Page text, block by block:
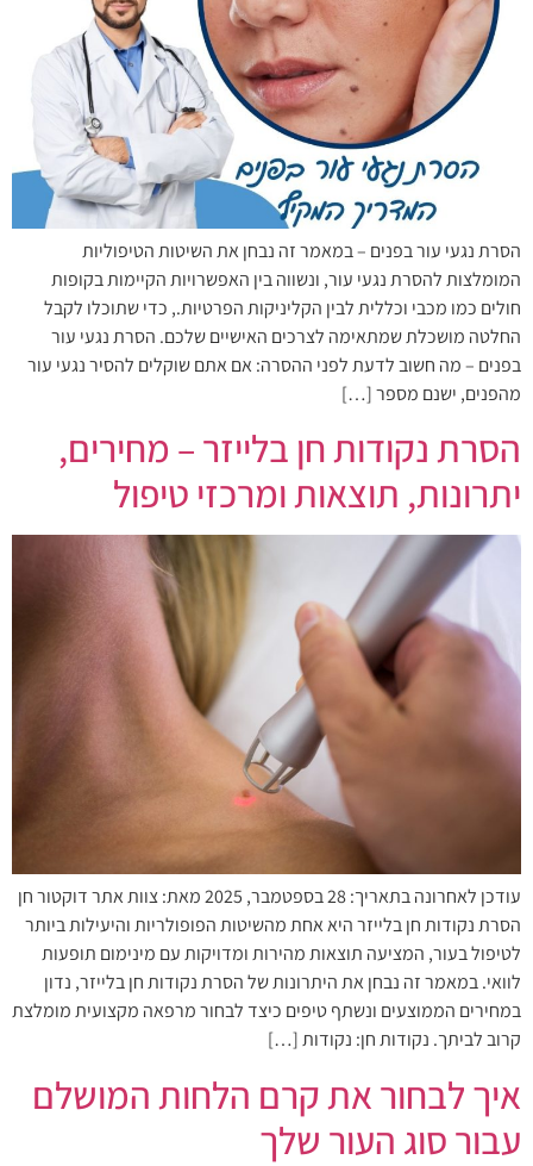
הסרת נגעי עור בפנים – במאמר זה נבחן את השיטות הטיפוליות
המומלצות להסרת נגעי עור, ונשווה בין האפשרויות הקיימות בקופות
חולים כמו מכבי וכללית לבין הקליניקות הפרטיות., כדי שתוכלו לקבל
החלטה מושכלת שמתאימה לצרכים האישיים שלכם. הסרת נגעי עור
בפנים – מה חשוב לדעת לפני ההסרה: אם אתם שוקלים להסיר נגעי עור
מהפנים, ישנם מספר […]
הסרת נקודות חן בלייזר – מחירים,
יתרונות, תוצאות ומרכזי טיפול
עודכן לאחרונה בתאריך: 28 בספטמבר, 2025 מאת: צוות אתר דוקטור חן
הסרת נקודות חן בלייזר היא אחת מהשיטות הפופולריות והיעילות ביותר
לטיפול בעור, המציעה תוצאות מהירות ומדויקות עם מינימום תופעות
לוואי. במאמר זה נבחן את היתרונות של הסרת נקודות חן בלייזר, נדון
במחירים הממוצעים ונשתף טיפים כיצד לבחור מרפאה מקצועית מומלצת
קרוב לביתך. נקודות חן: נקודות […]
איך לבחור את קרם הלחות המושלם
עבור סוג העור שלך